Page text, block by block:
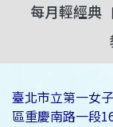
每月輕經典
臺北市立第一女
區重慶南路一段